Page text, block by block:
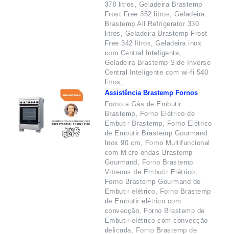
378 litros, Geladeira Brastemp
Frost Free 352 litros, Geladeira
Brastemp All Refrigerator 330
litros, Geladeira Brastemp Frost
Free 342 litros, Geladeira inox
com Central Inteligente,
Geladeira Brastemp Side Inverse
Central Inteligente com wi-fi 540
litros,
Assistência Brastemp Fornos
Forno a Gás de Embutir
Brastemp, Forno Elétrico de
Embutir Brastemp, Forno Elétrico
de Embutir Brastemp Gourmand
Inox 90 cm, Forno Multifuncional
com Micro-ondas Brastemp
Gourmand, Forno Brastemp
Vitreous de Embutir Elétrico,
Forno Brastemp Gourmand de
Embutir elétrico, Forno Brastemp
de Embutir elétrico com
convecção, Forno Brastemp de
Embutir elétrico com convecção
delicada, Forno Brastemp de